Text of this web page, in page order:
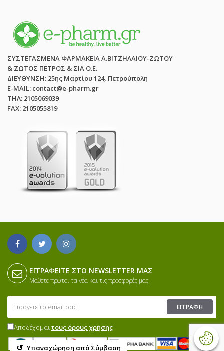
ΣΥΣΤΕΓΑΣΜΕΝΑ ΦΑΡΜΑΚΕΙΑ Α.ΒΙΤΖΗΛΑΙΟΥ-ΖΩΤΟΥ
& ΖΩΤΟΣ ΠΕΤΡΟΣ & ΣΙΑ Ο.Ε.
ΔΙΕΥΘΥΝΣΗ: 25ης Μαρτίου 124, Πετρούπολη
E-MAIL: contact@e-pharm.gr
ΤΗΛ: 2105069039
FAX: 2105055819
↺ Υπαναχώρηση από Σύμβαση
ΕΓΓΡΑΦΕΊΤΕ ΣΤΟ NEWSLETTER ΜΑΣ
Μάθετε πρώτοι τα νέα και τις προσφορές μας
ΕΓΓΡΑΦΉ
Αποδέχομαιτους όρους χρήσης